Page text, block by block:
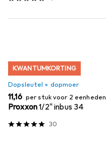
KWANTUMKORTING
Dopsleutel + dopmoer
EUR
11,16 per stuk voor 2 eenheden
Proxxon1/2" inbus 34
30